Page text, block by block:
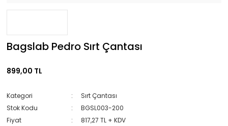
Bagslab Pedro Sırt Çantası
899,00 TL
Kategori
Sırt Çantası
Stok Kodu
BGSL003-200
Fiyat
817,27 TL + KDV